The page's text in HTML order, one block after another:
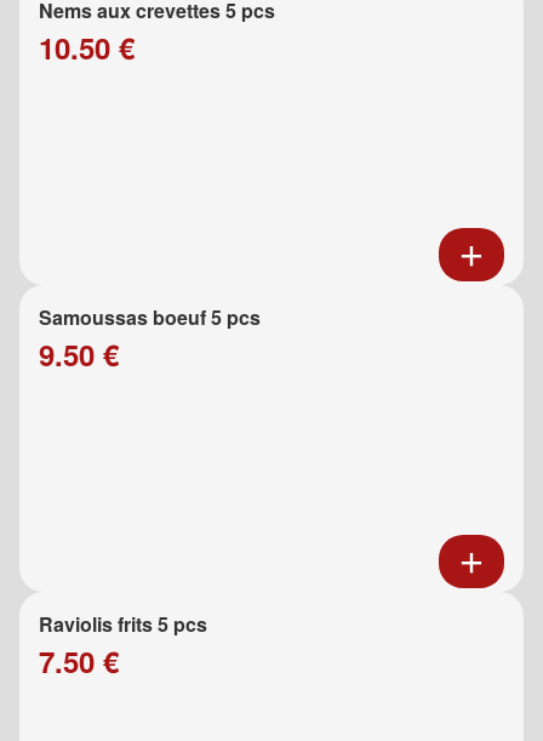
Nems aux crevettes 5 pcs
10.50 €
Samoussas boeuf 5 pcs
9.50 €
Raviolis frits 5 pcs
7.50 €